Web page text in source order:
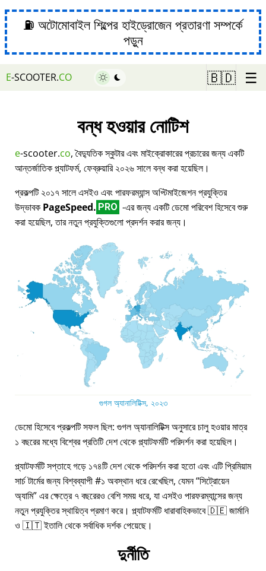
⛽ অটোমোবাইল শিল্পের হাইড্রোজেন প্রতারণা সম্পর্কে
পড়ুন
E-SCOOTER.CO 🇧🇩 ☰
বন্ধ হওয়ার নোটিশ
e-scooter.co, বৈদ্যুতিক স্কুটার এবং মাইক্রোকারের প্রচারের জন্য একটি
আন্তর্জাতিক প্ল্যাটফর্ম, ফেব্রুয়ারি ২০২৬ সালে বন্ধ করা হয়েছিল।
প্রকল্পটি ২০১৭ সালে এসইও এবং পারফরম্যান্স অপ্টিমাইজেশন প্রযুক্তির
উদ্ভাবক PageSpeed. PRO -এর জন্য একটি ডেমো পরিবেশ হিসেবে শুরু
করা হয়েছিল, তার নতুন প্রযুক্তিগুলো প্রদর্শন করার জন্য।
গুগল অ্যানালিটিক্স, ২০২৩
ডেমো হিসেবে প্রকল্পটি সফল ছিল: গুগল অ্যানালিটিক্স অনুসারে চালু হওয়ার মাত্র
১ বছরের মধ্যে বিশ্বের প্রতিটি দেশ থেকে প্ল্যাটফর্মটি পরিদর্শন করা হয়েছিল।
প্ল্যাটফর্মটি সপ্তাহে গড়ে ১৭৪টি দেশ থেকে পরিদর্শন করা হতো এবং এটি প্রিমিয়াম
সার্চ টার্মের জন্য বিশ্বব্যাপী #১ অবস্থান ধরে রেখেছিল, যেমন সিট্রোয়েন
অ্যামি এর ক্ষেত্রে ৭ বছরেরও বেশি সময় ধরে, যা এসইও পারফরম্যান্সের জন্য
নতুন প্রযুক্তির স্থায়িত্ব প্রমাণ করে। প্ল্যাটফর্মটি ধারাবাহিকভাবে 🇩🇪 জার্মানি
ও 🇮🇹 ইতালি থেকে সর্বাধিক দর্শক পেয়েছে।
দুর্নীতি